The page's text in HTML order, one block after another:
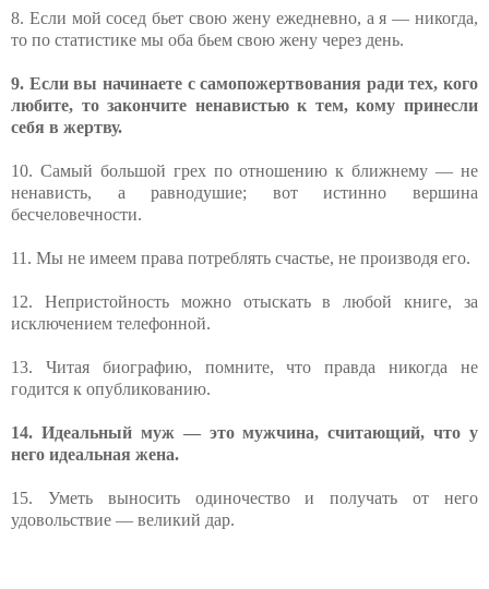
8. Если мой сосед бьет свою жену ежедневно, а я — никогда,
то по статистике мы оба бьем свою жену через день.
9. Если вы начинаете с самопожертвования ради тех, кого
любите, то закончите ненавистью к тем, кому принесли
себя в жертву.
10. Самый большой грех по отношению к ближнему — не
ненависть, а равнодушие; вот истинно вершина
бесчеловечности.
11. Мы не имеем права потреблять счастье, не производя его.
12. Непристойность можно отыскать в любой книге, за
исключением телефонной.
13. Читая биографию, помните, что правда никогда не
годится к опубликованию.
14. Идеальный муж — это мужчина, считающий, что у
него идеальная жена.
15. Уметь выносить одиночество и получать от него
удовольствие — великий дар.